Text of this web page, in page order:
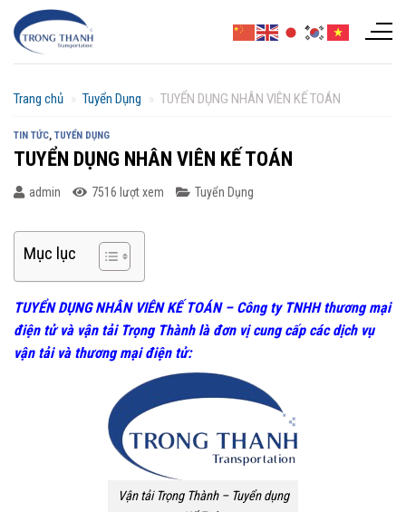
Chuyển
đến
Trang chủ » Tuyển Dụng » TUYỂN DỤNG NHÂN VIÊN KẾ TOÁN
TIN TỨC, TUYỂN DỤNG
TUYỂN DỤNG NHÂN VIÊN KẾ TOÁN
admin 7516 lượt xem Tuyển Dụng
Mục lục
TUYỂN DỤNG NHÂN VIÊN KẾ TOÁN – Công ty TNHHthương mại
điện tử và vận tải Trọng Thànhlà đơn vị cung cấp các dịch vụ
vận tải và thương mại điện tử:
Vận tải Trọng Thành – Tuyển dụng